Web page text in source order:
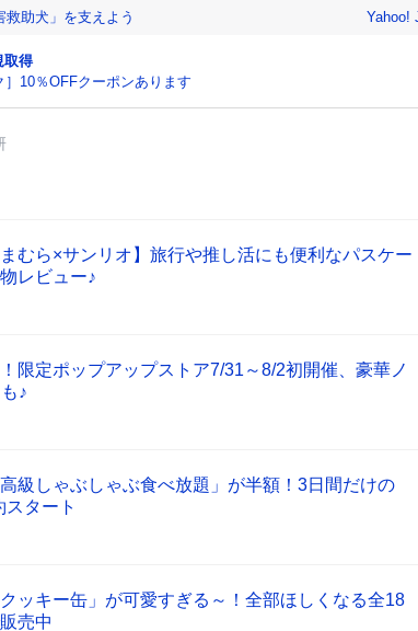
救助犬」を支えよう Yahoo!
取得
］10％OFFクーポンあります
むら×サンリオ】旅行や推し活にも便利なパスケー
レビュー♪
限定ポップアップストア7/31～8/2初開催、豪華ノ
♪
級しゃぶしゃぶ食べ放題」が半額！3日間だけの
スタート
ッキー缶」が可愛すぎる～！全部ほしくなる全18
売中